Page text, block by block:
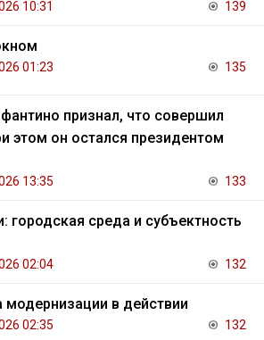
10:31 139
01:23 135
признал, что совершил
этом он остался президентом
13:35 133
городская среда и субъектность
02:04 132
в действии
02:35 132